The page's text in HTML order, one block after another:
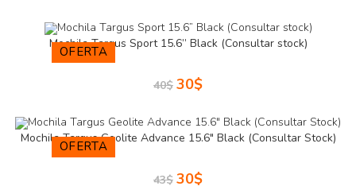
OFERTA
Mochila Targus Sport 15.6” Black (Consultar stock)
40$ 30$
OFERTA
Mochila Targus Geolite Advance 15.6″ Black (Consultar Stock)
43$ 30$